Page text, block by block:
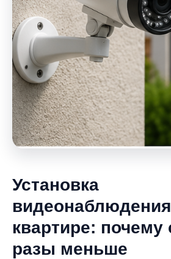
Установка
квартире: почему
разы меньше